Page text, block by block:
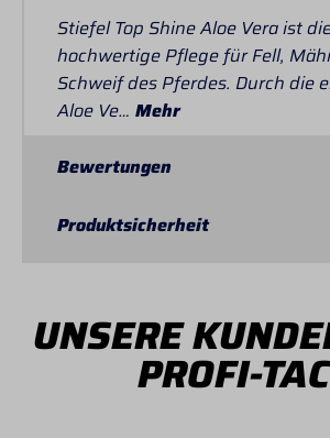
Stiefel Top Shine Aloe Vera ist
hochwertige Pflege für Fell,
Schweif des Pferdes. Durch die
Aloe Ve… Mehr
Bewertungen
Produktsicherheit
UNSERE
PROFI-